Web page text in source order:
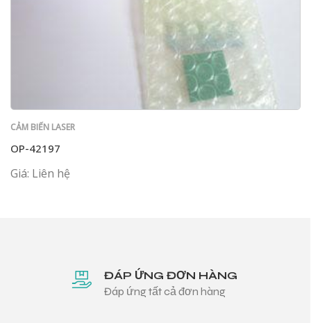
CẢM BIẾN LASER
OP-42197
Giá: Liên hệ
ĐÁP ỨNG ĐƠN HÀNG
Đáp ứng tất cả đơn hàng